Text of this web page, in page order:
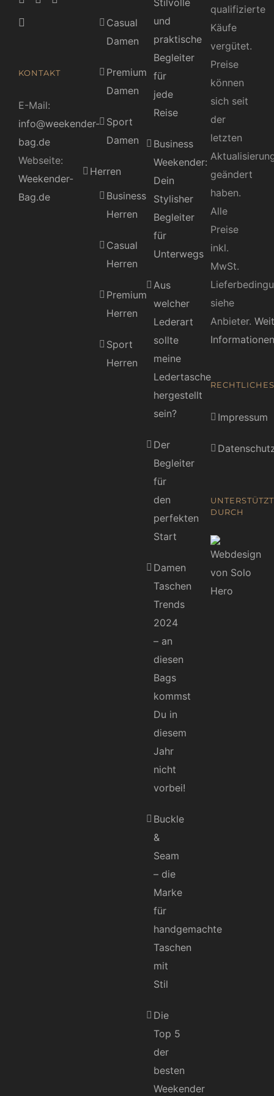
KONTAKT
E-Mail:
info@weekender-
bag.de
Webseite:
Weekender-
Bag.de
Casual
Damen
Premium
Damen
Sport
Damen
Herren
Business
Herren
Casual
Herren
Premium
Herren
Sport
Herren
Stilvolle
und
praktische
Begleiter
für
jede
Reise
Business
Weekender:
Dein
Stylisher
Begleiter
für
Unterwegs
Aus
welcher
Lederart
sollte
meine
Ledertasche
hergestellt
sein?
Der
Begleiter
für
den
perfekten
Start
Damen
Taschen
Trends
2024
– an
diesen
Bags
kommst
Du in
diesem
Jahr
nicht
vorbei!
Buckle
&
Seam
– die
Marke
für
handgemachte
Taschen
mit
Stil
Die
Top 5
der
besten
Weekender
qualifizierte
Käufe
vergütet.
Preise
können
sich seit
der
letzten
geändert
haben.
Alle
Preise
inkl.
MwSt.
siehe
Anbieter.
Informationen
RECHTLICHES
Impressum
UNTERSTÜTZT
DURCH